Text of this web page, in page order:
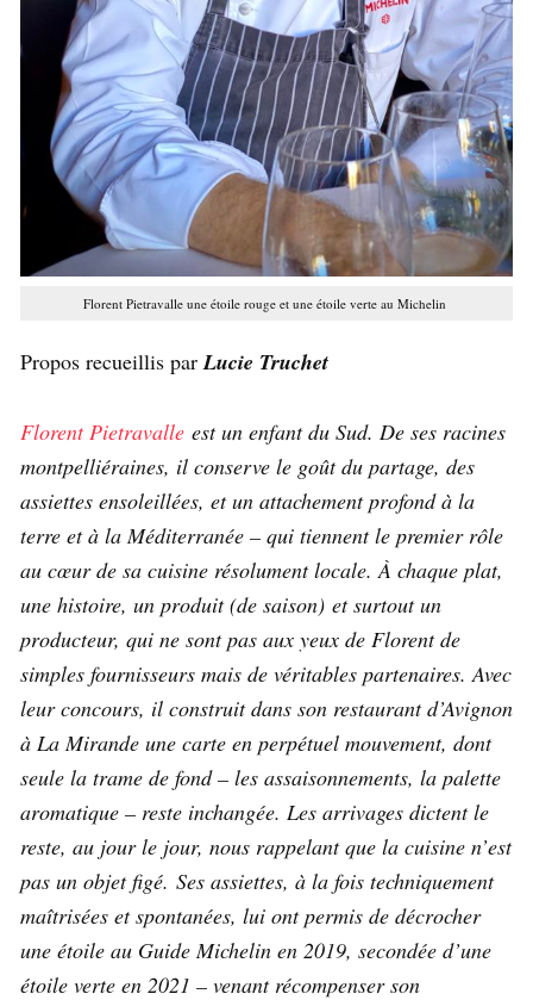
Florent Pietravalle une étoile rouge et une étoile verte au Michelin
Propos recueillis par Lucie Truchet
Florent Pietravalle est un enfant du Sud. De ses racines
montpelliéraines, il conserve le goût du partage, des
assiettes ensoleillées, et un attachement profond à la
terre et à la Méditerranée – qui tiennent le premier rôle
au cœur de sa cuisine résolument locale. À chaque plat,
une histoire, un produit (de saison) et surtout un
producteur, qui ne sont pas aux yeux de Florent de
simples fournisseurs mais de véritables partenaires. Avec
leur concours, il construit dans son restaurant d’Avignon
à La Mirande une carte en perpétuel mouvement, dont
seule la trame de fond – les assaisonnements, la palette
aromatique – reste inchangée. Les arrivages dictent le
reste, au jour le jour, nous rappelant que la cuisine n’est
pas un objet figé. Ses assiettes, à la fois techniquement
maîtrisées et spontanées, lui ont permis de décrocher
une étoile au Guide Michelin en 2019, secondée d’une
étoile verte en 2021 – venant récompenser son